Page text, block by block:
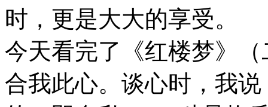
时，更是大大的享受。
今天看完了《红楼梦》
合我此心。谈心时，我